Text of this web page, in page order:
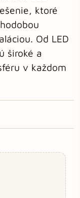
ktoré
Od LED
široké a
v každom